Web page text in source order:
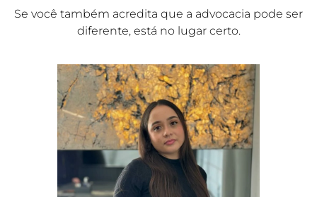
Se você também acredita que a advocacia pode ser
diferente, está no lugar certo.